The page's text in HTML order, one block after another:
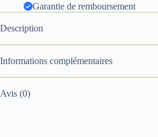
Garantie de remboursement
Description
Informations complémentaires
Avis (0)